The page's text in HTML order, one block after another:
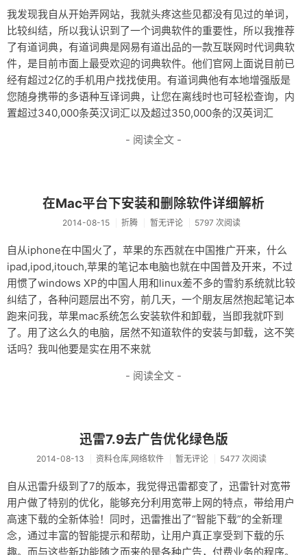
我发现我自从开始弄网站，我就头疼这些见都没有见过的单词，
比较纠结，所以我认识到了一个词典软件的重要性，所以我推荐
了有道词典，有道词典是网易有道出品的一款互联网时代词典软
件，是目前市面上最受欢迎的词典软件。他们官网上面说目前已
经有超过2亿的手机用户找找使用。有道词典他有本地增强版是
您随身携带的多语种互译词典，让您在离线时也可轻松查询，内
置超过340,000条英汉词汇以及超过350,000条的汉英词汇
- 阅读全文 -
在Mac平台下安装和删除软件详细解析
2014-08-15 折腾 暂无评论 5797 次阅读
自从iphone在中国火了，苹果的东西就在中国推广开来，什么
ipad,ipod,itouch,苹果的笔记本电脑也就在中国普及开来，不过
用惯了windows XP的中国人用和linux差不多的雪豹系统就比较
纠结了，各种问题层出不穷，前几天，一个朋友居然抱起笔记本
跑来问我，苹果mac系统怎么安装软件和卸载，当即我就吓到
了。用了这么久的电脑，居然不知道软件的安装与卸载，这不笑
话吗？我叫他要是实在用不来就
- 阅读全文 -
迅雷7.9去广告优化绿色版
2014-08-13 资料仓库,网络软件 暂无评论 5477 次阅读
自从迅雷升级到了7的版本，我觉得迅雷都变了，迅雷针对宽带
用户做了特别的优化，能够充分利用宽带上网的特点，带给用户
高速下载的全新体验！同时，迅雷推出了“智能下载”的全新理
念，通过丰富的智能提示和帮助，让用户真正享受到下载的乐
趣。而与这些新功能随之而来的是各种广告，付费业务的程序。